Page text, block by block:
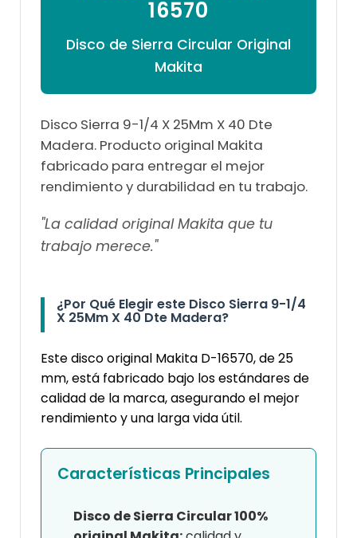
16570
Disco de Sierra Circular Original
Makita
Disco Sierra 9-1/4 X 25Mm X 40 Dte
Madera. Producto original Makita
fabricado para entregar el mejor
rendimiento y durabilidad en tu trabajo.
"La calidad original Makita que tu
trabajo merece."
¿Por Qué Elegir este Disco Sierra 9-1/4
X 25Mm X 40 Dte Madera?
Este disco original Makita D-16570, de 25
mm, está fabricado bajo los estándares de
calidad de la marca, asegurando el mejor
rendimiento y una larga vida útil.
Características Principales
Disco de Sierra Circular 100%